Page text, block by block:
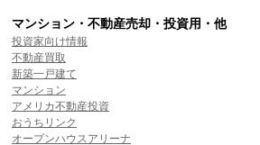
マンション・不動産売却・投資用・他
投資家向け情報
不動産買取
新築一戸建て
マンション
アメリカ不動産投資
おうちリンク
オープンハウスアリーナ